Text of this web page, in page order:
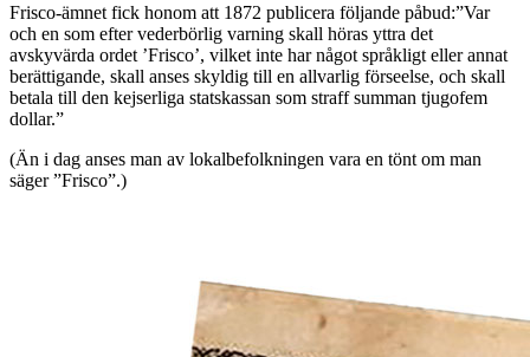
Frisco-ämnet fick honom att 1872 publicera följande påbud:”Var
och en som efter vederbörlig varning skall höras yttra det
avskyvärda ordet ’Frisco’, vilket inte har något språkligt eller annat
berättigande, skall anses skyldig till en allvarlig förseelse, och skall
betala till den kejserliga statskassan som straff summan tjugofem
dollar.”
(Än i dag anses man av lokalbefolkningen vara en tönt om man
säger ”Frisco”.)